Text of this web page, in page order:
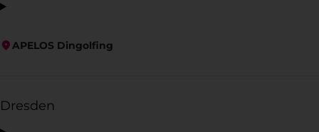
APELOS Dingolfing
Dresden